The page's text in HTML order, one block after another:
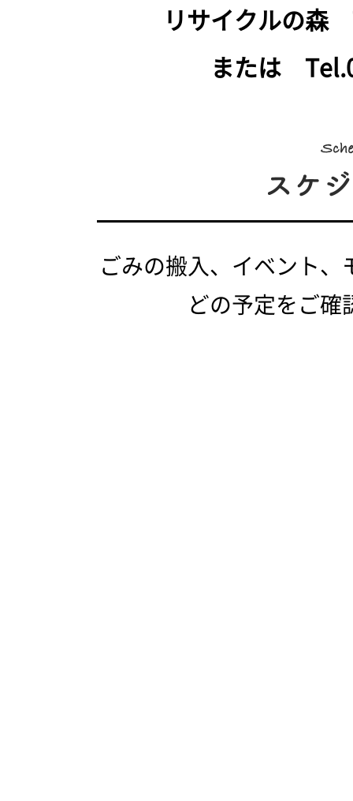
リサイクルの森
または
ごみの搬入、イベント
どの予定をご